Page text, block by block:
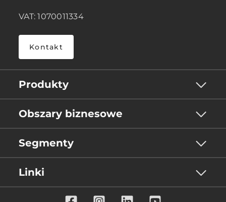
VAT: 1070011334
Kontakt
Produkty
Obszary biznesowe
Segmenty
Linki